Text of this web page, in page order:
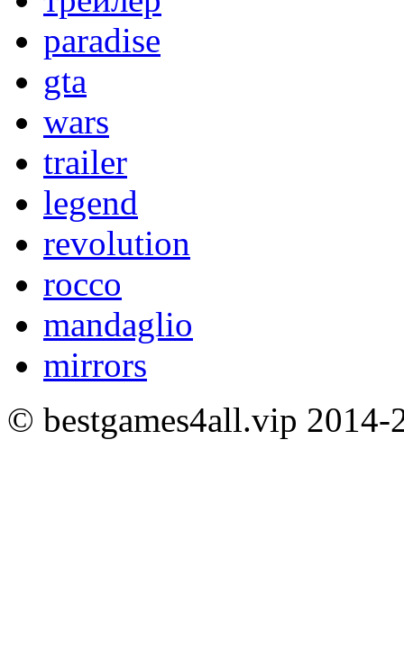
paradise
gta
wars
trailer
legend
revolution
rocco
mandaglio
mirrors
© bestgames4all.vip 2014-